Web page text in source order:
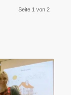
Seite 1 von 2